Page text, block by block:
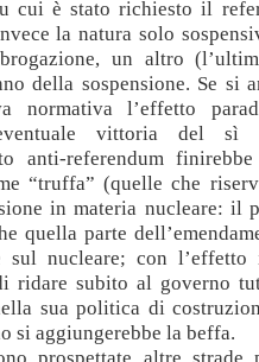
cui è stato richiesto il
la natura solo
un altro
della sospensione. Se si
normativa l’effetto
vittoria del sì
anti-referendum
“truffa” (quelle che
in materia nucleare: il
quella parte
sul nucleare; con l’effetto
ridare subito al governo
sua politica di
si aggiungerebbe la beffa.